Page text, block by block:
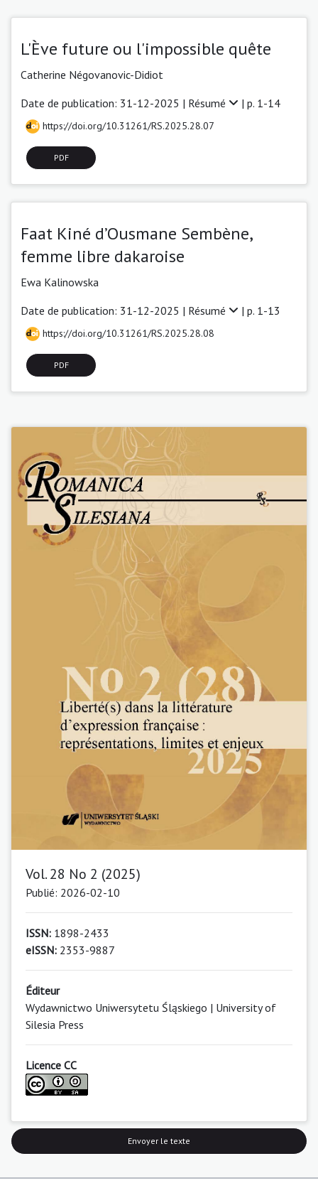
L'Ève future ou l'impossible quête
Catherine Négovanovic-Didiot
Date de publication: 31-12-2025 | Résumé | p. 1-14
https://doi.org/10.31261/RS.2025.28.07
PDF
Faat Kiné d’Ousmane Sembène,
femme libre dakaroise
Ewa Kalinowska
Date de publication: 31-12-2025 | Résumé | p. 1-13
https://doi.org/10.31261/RS.2025.28.08
PDF
Vol. 28 No 2 (2025)
Publié: 2026-02-10
ISSN: 1898-2433
eISSN: 2353-9887
Éditeur
Wydawnictwo Uniwersytetu Śląskiego | University of
Silesia Press
Licence CC
Envoyer le texte